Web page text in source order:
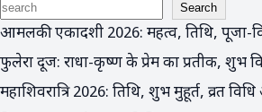
Search
आमलकी एकादशी 2026: महत्व, तिथि, पूजा-
फुलेरा दूज: राधा-कृष्ण के प्रेम का प्रतीक, शुभ
महाशिवरात्रि 2026: तिथि, शुभ मुहूर्त, व्रत